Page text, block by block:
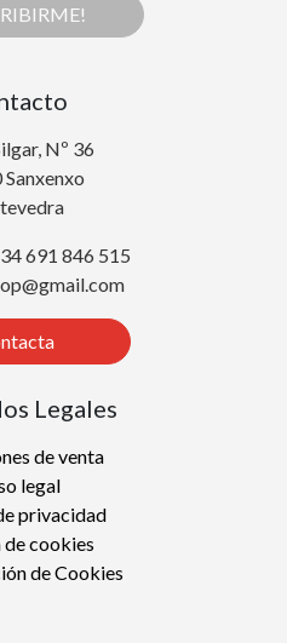
Nº 36
691 846 515
Legales
de venta
legal
privacidad
cookies
de Cookies